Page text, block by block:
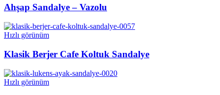
Ahşap Sandalye – Vazolu
Hızlı görünüm
Klasik Berjer Cafe Koltuk Sandalye
Hızlı görünüm